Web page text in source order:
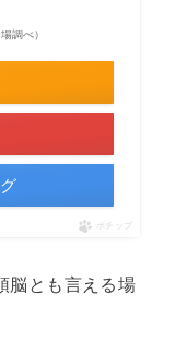
調べ）
ポチップ
脳とも言える場